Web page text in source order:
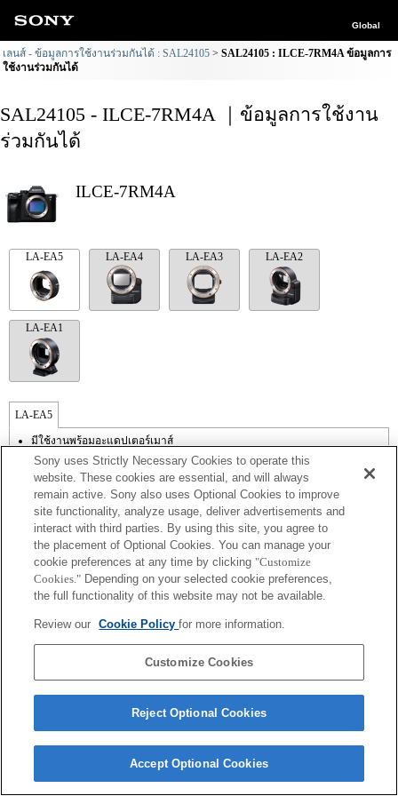
Global
เลนส์ - ข้อมูลการใช้งานร่วมกันได้ : SAL24105
SAL24105 : ILCE-7RM4A ข้อมูลการ
ใช้งานร่วมกันได้
SAL24105 - ILCE-7RM4A ｜ข้อมูลการใช้งาน
ร่วมกันได้
ILCE-7RM4A
LA-EA5 LA-EA4 LA-EA3 LA-EA2
LA-EA1
LA-EA5
มีใช้งานพร้อมอะแดปเตอร์เมาส์
นอกเหนือจากโหมด A (กำหนดค่าช่องรับแสง), S (กำหนดความเร็วชัตเตอร์),
และ M (แมนนวล) แล้ว คุณไม่สามารถปรับช่องรับแสงในระหว่างการบันทึกภาพ
เคลื่อนไหวได้
ฟังก์ชัน [Lens Comp] (การชดเชยเลนส์) ไม่ทำงาน
ถ้าคุณติดตั้ง [เลนส์ A-mount] โดยใช้อะแดปเตอร์เมาส์, ฟังก์ชัน assist MF จะไม่
ทำงานโดยอัตโนมัติเมื่อคุณหมุนวงแหวนปรับโฟกัส คุณสามารถขยายภาพด้วย
การเลือกฟังก์ชัน [การขยายโฟกัส] หรือ [assist MF] ให้กับปุ่มใด ๆ ใน "การตั้งค่า
ปุ่มแบบกำหนดเอง"
แม้ว่าคุณจะสามารถทำการปรับโฟกัสอัตโนมัติได้ แต่บางครั้งก็อาจโฟกัสที่วัตถุ
โดยใช้ฟังก์ชั่นนี้ได้ยากเมื่อคุณกำลังถ่ายฉากที่มืดหรือเมื่อวัตถุอยู่ที่บริเวณมุม
ภาพหรืออยู่นอกโฟกัสอย่างมาก
ไปที่ AF-C ความเร็วในการถ่ายภาพต่อเนื่องอาจช้าลง
Terms of Use Contact Us
Sony uses Strictly Necessary Cookies to operate this
website. These cookies are essential, and will always
remain active. Sony also uses Optional Cookies to improve
site functionality, analyze usage, deliver advertisements and
interact with third parties. By using this site, you agree to
the placement of Optional Cookies. You can manage your
cookie preferences at any time by clicking "Customize
Cookies." Depending on your selected cookie preferences,
the full functionality of this website may not be available.
Review our Cookie Policyfor more information.
Customize Cookies
Reject Optional Cookies
Accept Optional Cookies